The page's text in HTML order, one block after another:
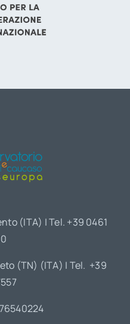
(ITA) | Tel. +39 0461
(TN) (ITA) | Tel. +39